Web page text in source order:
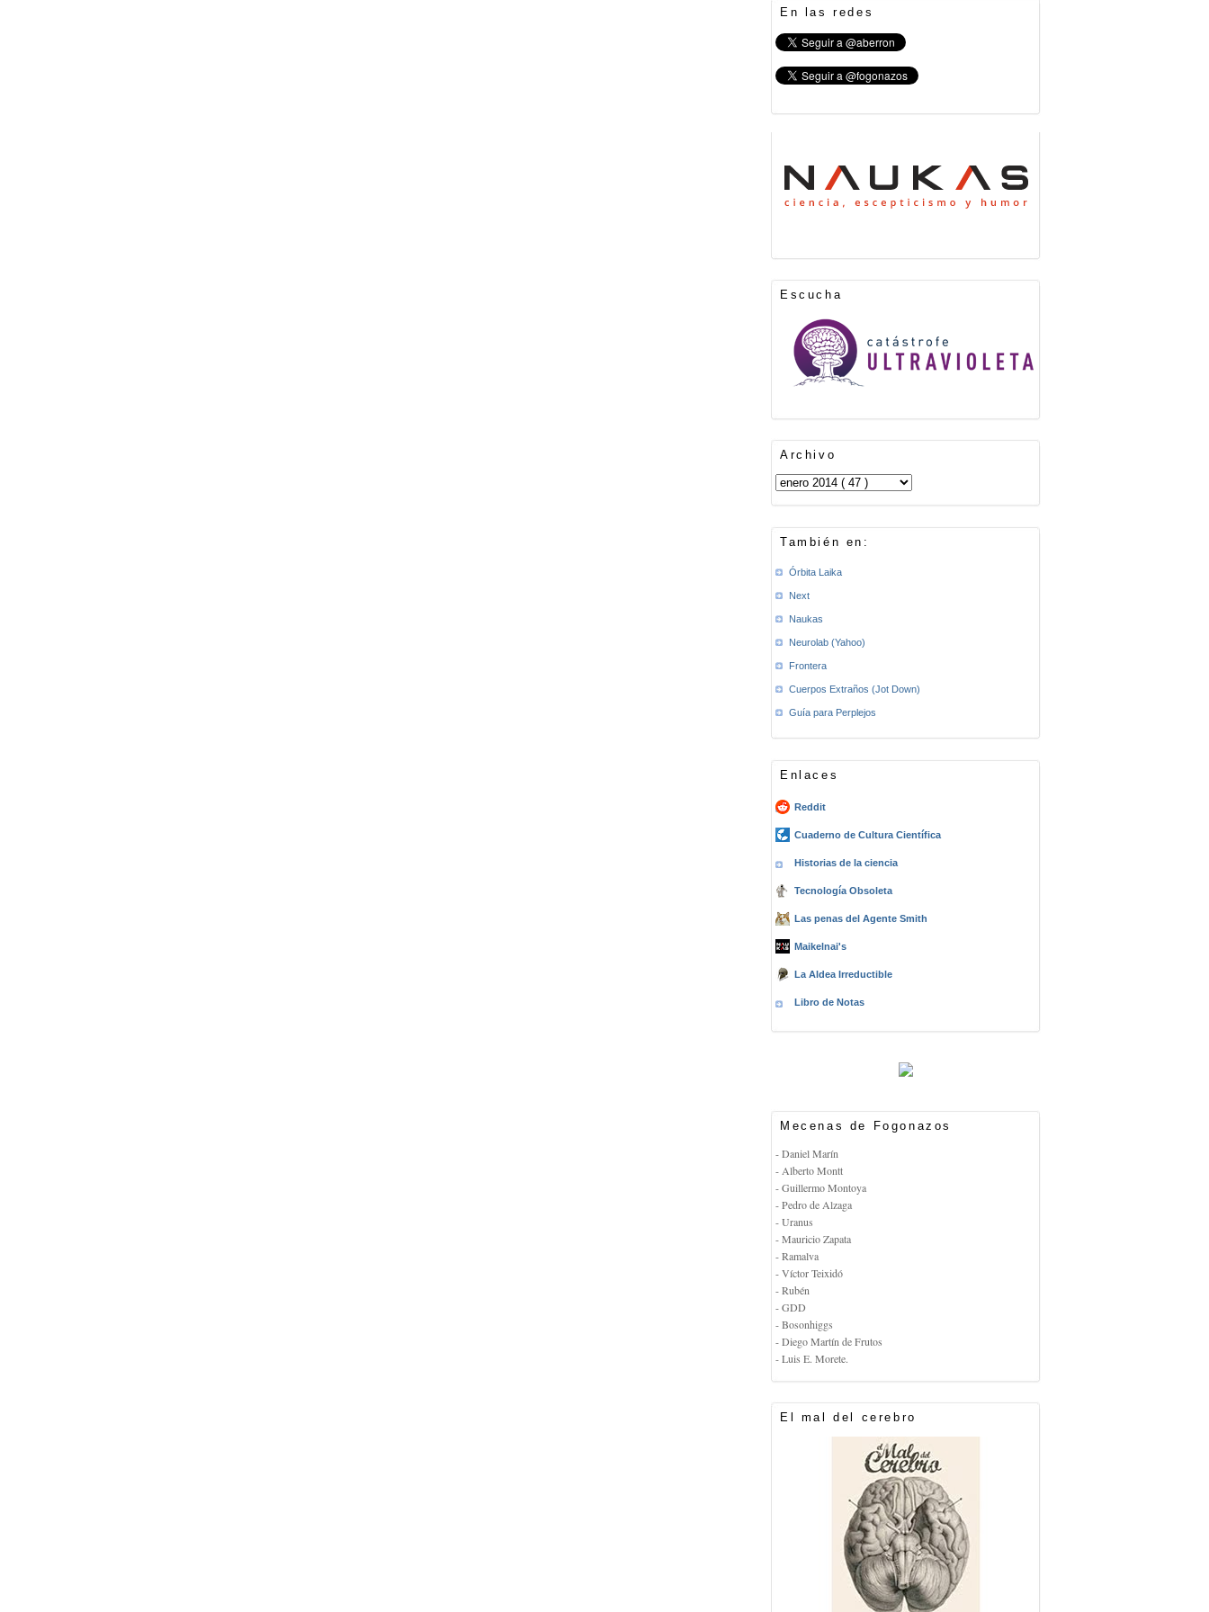
En las redes
Escucha
Archivo
También en:
Órbita Laika
Next
Naukas
Neurolab (Yahoo)
Frontera
Cuerpos Extraños (Jot Down)
Guía para Perplejos
Enlaces
Reddit
Cuaderno de Cultura Científica
Historias de la ciencia
Tecnología Obsoleta
Las penas del Agente Smith
Maikelnai's
La Aldea Irreductible
Libro de Notas
Mecenas de Fogonazos
- Daniel Marín
- Alberto Montt
- Guillermo Montoya
- Pedro de Alzaga
- Uranus
- Mauricio Zapata
- Ramalva
- Víctor Teixidó
- Rubén
- GDD
- Bosonhiggs
- Diego Martín de Frutos
- Luis E. Morete.
El mal del cerebro